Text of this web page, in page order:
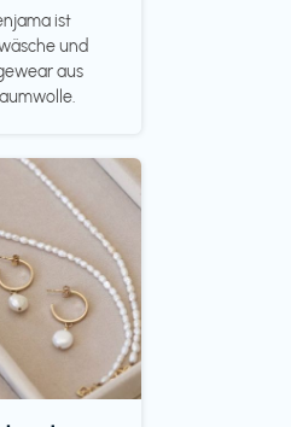
ist
und
aus